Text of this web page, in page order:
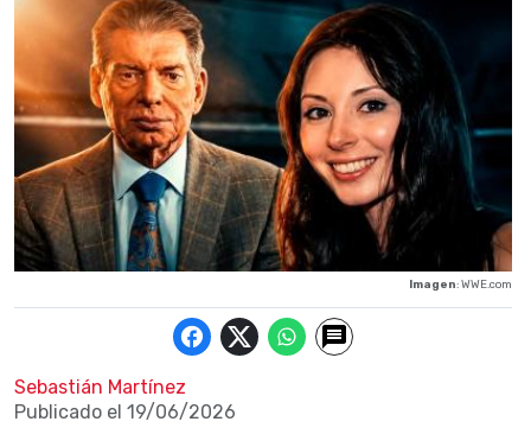
Imagen: WWE.com
Sebastián Martínez
Publicado el 19/06/2026